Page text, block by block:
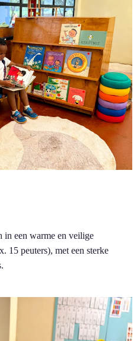
in een warme en veilige
15 peuters), met een sterke